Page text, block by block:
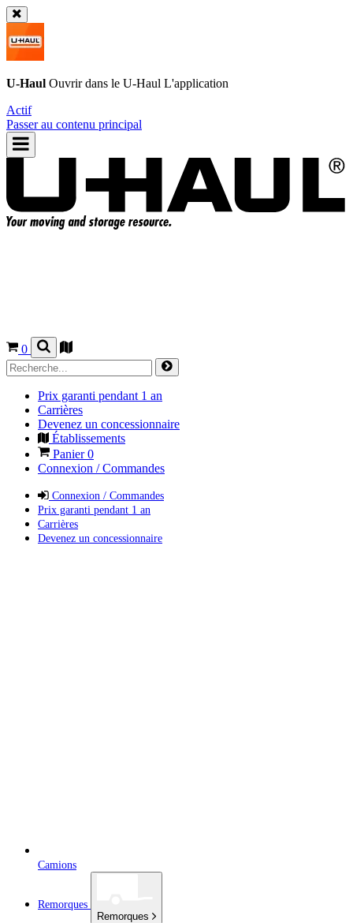
U-Haul Ouvrir dans le U-Haul L'application
Actif
Passer au contenu principal
0
Prix garanti pendant 1 an
Carrières
Devenez un concessionnaire
Établissements
Panier0
Connexion / Commandes
Connexion / Commandes
Prix garanti pendant 1 an
Carrières
Devenez un concessionnaire
Camions
Remorques
Remorques